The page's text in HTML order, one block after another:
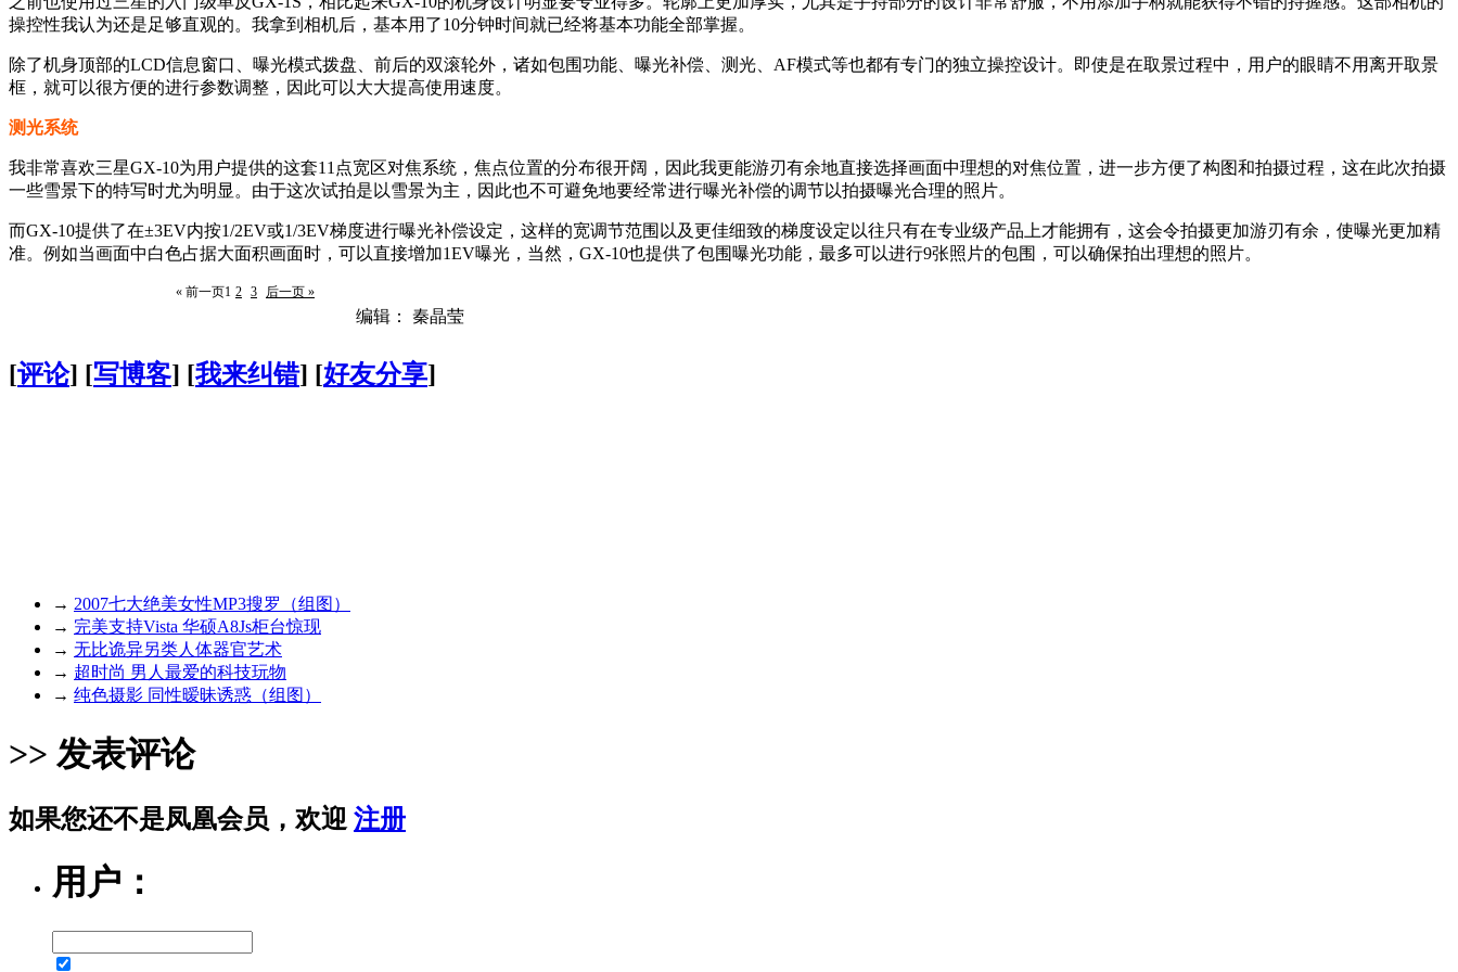
操控性我认为还是足够直观的。我拿到相机后，基本用了10分钟时间就已经将基本功能全部掌握。
除了机身顶部的LCD信息窗口、曝光模式拨盘、前后的双滚轮外，诸如包围功能、曝光补偿、测光、AF模式等也都有专门的独立操控设计。即使是在取景过程中，用户的眼睛不用离开取景
框，就可以很方便的进行参数调整，因此可以大大提高使用速度。
测光系统
我非常喜欢三星GX-10为用户提供的这套11点宽区对焦系统，焦点位置的分布很开阔，因此我更能游刃有余地直接选择画面中理想的对焦位置，进一步方便了构图和拍摄过程，这在此次拍摄
一些雪景下的特写时尤为明显。由于这次试拍是以雪景为主，因此也不可避免地要经常进行曝光补偿的调节以拍摄曝光合理的照片。
而GX-10提供了在±3EV内按1/2EV或1/3EV梯度进行曝光补偿设定，这样的宽调节范围以及更佳细致的梯度设定以往只有在专业级产品上才能拥有，这会令拍摄更加游刃有余，使曝光更加精
准。例如当画面中白色占据大面积画面时，可以直接增加1EV曝光，当然，GX-10也提供了包围曝光功能，最多可以进行9张照片的包围，可以确保拍出理想的照片。
« 前一页1 2 3 后一页 »
编辑： 秦晶莹
[评论] [写博客] [我来纠错] [好友分享]
→ 2007七大绝美女性MP3搜罗（组图）
→ 完美支持Vista 华硕A8Js柜台惊现
→ 无比诡异另类人体器官艺术
→ 超时尚 男人最爱的科技玩物
→ 纯色摄影 同性暧昧诱惑（组图）
>> 发表评论
如果您还不是凤凰会员，欢迎 注册
用户：